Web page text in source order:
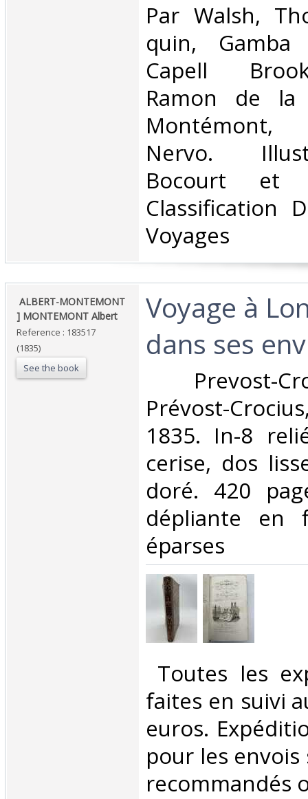
‎Par Walsh,
quin,
Capell
Ramon de la
Montémont,
Nervo.
Bocourt et
Classification
Voyages‎
‎ ALBERT-MONTEMONT
] MONTEMONT Albert‎
Reference : 183517
(1835)
See the book
‎Voyage à
dans ses
Prevost-
Prévost-
1835. In-8
cerise, dos
doré. 420
dépliante en
éparses‎
Toutes les
faites en suivi
euros.
pour les envois
recommandés